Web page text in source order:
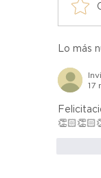
Atelier
Lo más
17